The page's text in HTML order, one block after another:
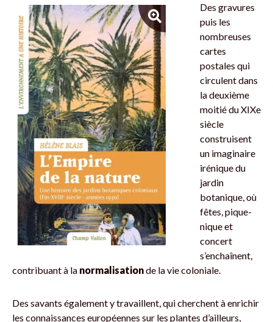
Des gravures
puis les
nombreuses
cartes
postales qui
circulent dans
la deuxième
moitié du XIXe
siècle
construisent
un imaginaire
irénique du
jardin
botanique, où
fêtes, pique-
nique et
concert
s’enchaînent,
contribuant à la normalisationde la vie coloniale.
Des savants également y travaillent, qui cherchent à enrichir
les connaissances européennes sur les plantes d’ailleurs,